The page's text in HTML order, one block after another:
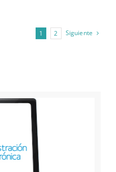
1 2 Siguiente